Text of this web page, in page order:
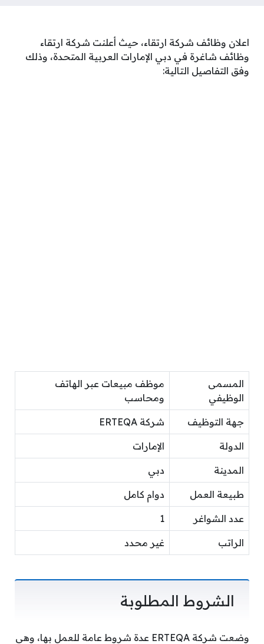
اعلان وظائف شركة ارتقاء، حيث أعلنت شركة ارتقاء
وظائف شاغرة في دبي الإمارات العربية المتحدة، وذلك
وفق التفاصيل التالية:
المسمى
الوظيفي
موظف مبيعات عبر الهاتف
ومحاسب
جهة التوظيف شركة ERTEQA
الدولة الإمارات
المدينة دبي
طبيعة العمل دوام كامل
عدد الشواغر 1
الراتب غير محدد
الشروط المطلوبة
وضعت شركة ERTEQA عدة شروط عامة للعمل بها، وهي